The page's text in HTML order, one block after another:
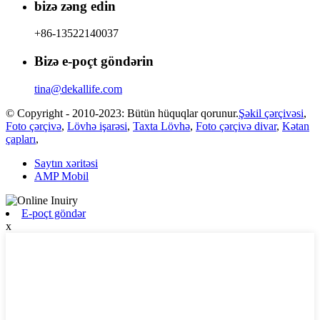
bizə zəng edin
+86-13522140037
Bizə e-poçt göndərin
tina@dekallife.com
© Copyright - 2010-2023: Bütün hüquqlar qorunur.Şəkil çərçivəsi,
Foto çərçivə, Lövhə işarəsi, Taxta Lövhə, Foto çərçivə divar, Kətan
çapları,
Saytın xəritəsi
AMP Mobil
E-poçt göndər
x